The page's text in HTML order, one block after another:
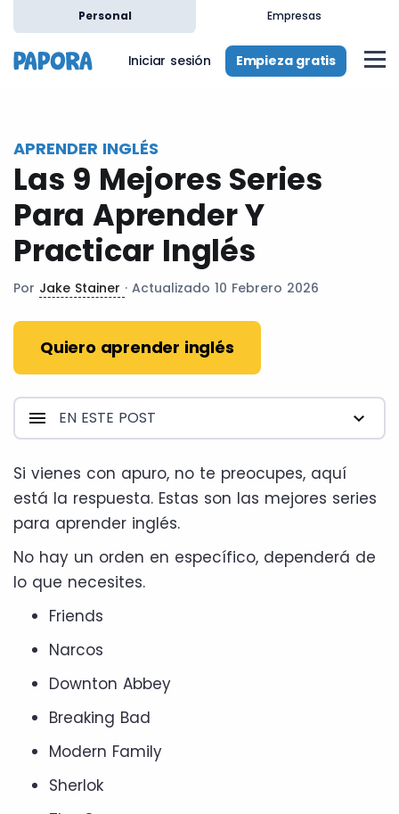
Personal Empresas
Iniciar sesión Empieza gratis
APRENDER INGLÉS
Las 9 Mejores Series
Para Aprender Y
Practicar Inglés
Por Jake Stainer · Actualizado 10 Febrero 2026
Quiero aprender inglés
EN ESTE POST
Si vienes con apuro, no te preocupes, aquí
está la respuesta. Estas son las mejores series
para aprender inglés.
No hay un orden en específico, dependerá de
lo que necesites.
Friends
Narcos
Downton Abbey
Breaking Bad
Modern Family
Sherlok